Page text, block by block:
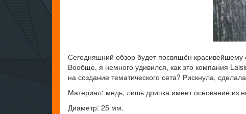
Сегодняшний обзор будет посвящён
Вообще, я немного удивился, как это компания
на создание тематического сета? Рискнула,
Материал: медь, лишь дрипка имеет основание из
Диаметр: 25 мм.